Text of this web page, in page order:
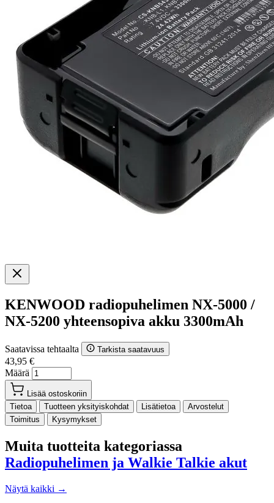
KENWOOD radiopuhelimen NX-5000 /
NX-5200 yhteensopiva akku 3300mAh
Saatavissa tehtaalta Tarkista saatavuus
43,95 €
Määrä
Lisää ostoskoriin
Tietoa
Tuotteen yksityiskohdat Lisätietoa
Arvostelut
Toimitus
Kysymykset
Muita tuotteita kategoriassa
Radiopuhelimen ja Walkie Talkie akut
Näytä kaikki →